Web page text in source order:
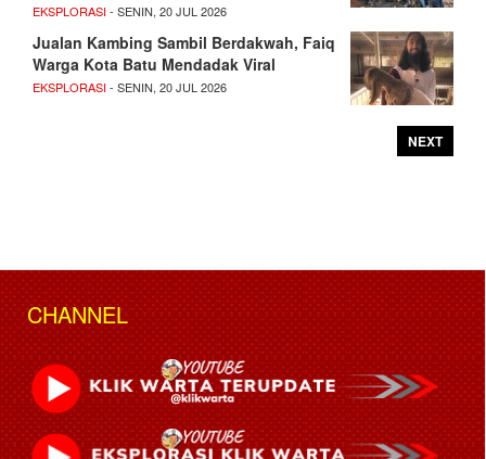
EKSPLORASI- SENIN, 20 JUL 2026
Jualan Kambing Sambil Berdakwah, Faiq
Warga Kota Batu Mendadak Viral
EKSPLORASI- SENIN, 20 JUL 2026
NEXT
CHANNEL